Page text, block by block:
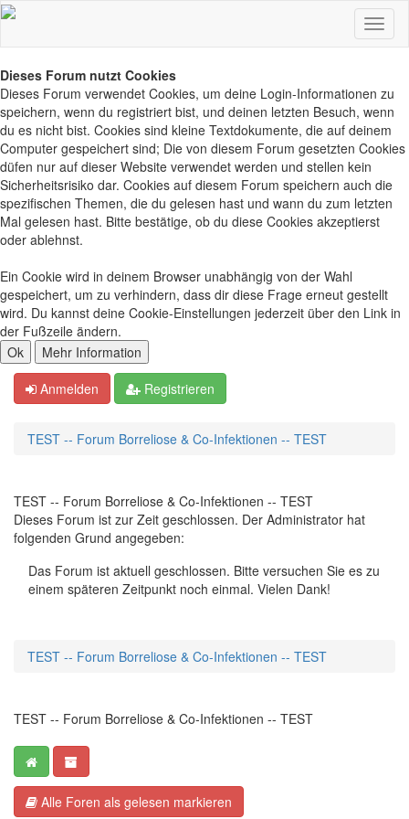
Dieses Forum nutzt Cookies
Dieses Forum verwendet Cookies, um deine Login-Informationen zu
speichern, wenn du registriert bist, und deinen letzten Besuch, wenn
du es nicht bist. Cookies sind kleine Textdokumente, die auf deinem
Computer gespeichert sind; Die von diesem Forum gesetzten Cookies
düfen nur auf dieser Website verwendet werden und stellen kein
Sicherheitsrisiko dar. Cookies auf diesem Forum speichern auch die
spezifischen Themen, die du gelesen hast und wann du zum letzten
Mal gelesen hast. Bitte bestätige, ob du diese Cookies akzeptierst
oder ablehnst.
Ein Cookie wird in deinem Browser unabhängig von der Wahl
gespeichert, um zu verhindern, dass dir diese Frage erneut gestellt
wird. Du kannst deine Cookie-Einstellungen jederzeit über den Link in
der Fußzeile ändern.
Anmelden Registrieren
TEST -- Forum Borreliose & Co-Infektionen -- TEST
TEST -- Forum Borreliose & Co-Infektionen -- TEST
Dieses Forum ist zur Zeit geschlossen. Der Administrator hat
folgenden Grund angegeben:
Das Forum ist aktuell geschlossen. Bitte versuchen Sie es zu
einem späteren Zeitpunkt noch einmal. Vielen Dank!
TEST -- Forum Borreliose & Co-Infektionen -- TEST
TEST -- Forum Borreliose & Co-Infektionen -- TEST
Alle Foren als gelesen markieren